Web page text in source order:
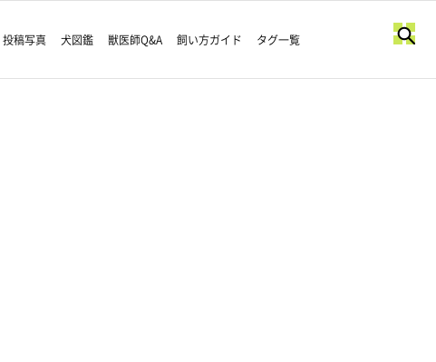
投稿写真 犬図鑑 獣医師Q&A 飼い方ガイド タグ一覧